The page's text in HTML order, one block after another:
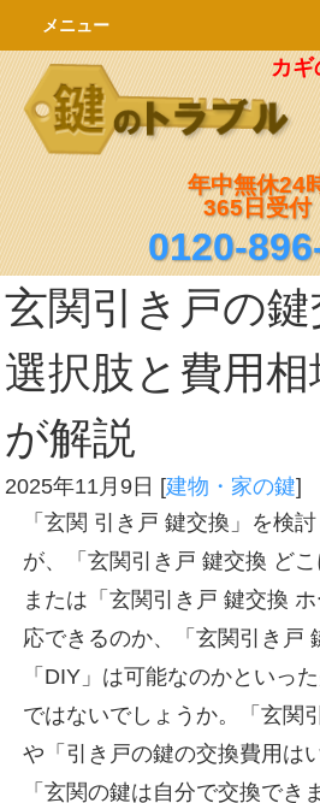
カギ
年中無休24
365日受付
0120-
メニュー
玄関引き戸の
選択肢と費用
が解説
2025年11月9日 [建物・家の鍵]
「玄関 引き戸 鍵交換」を検
が、「玄関引き戸 鍵交換 どこ
または「玄関引き戸 鍵交換
応できるのか、「玄関引き戸
「DIY」は可能なのかといっ
ではないでしょうか。「玄関
や「引き戸の鍵の交換費用は
「玄関の鍵は自分で交換でき